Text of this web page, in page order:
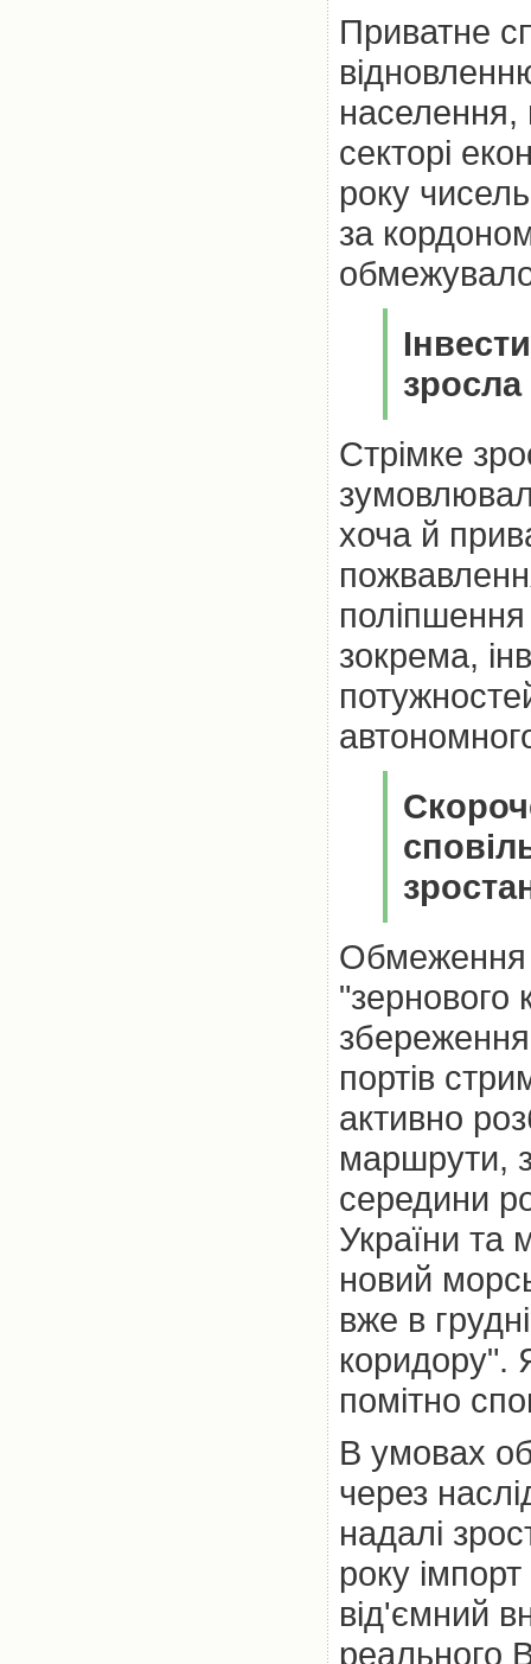
Приватне
населення,
секторі
року
за
зросла
Стрімке
хоча й
поліпшення
зокрема,
Обмеження
"зернового
портів
активно
маршрути,
середини
України та
новий
вже в
коридору".
помітно
В умовах
через
надалі
року
від'ємний
реального